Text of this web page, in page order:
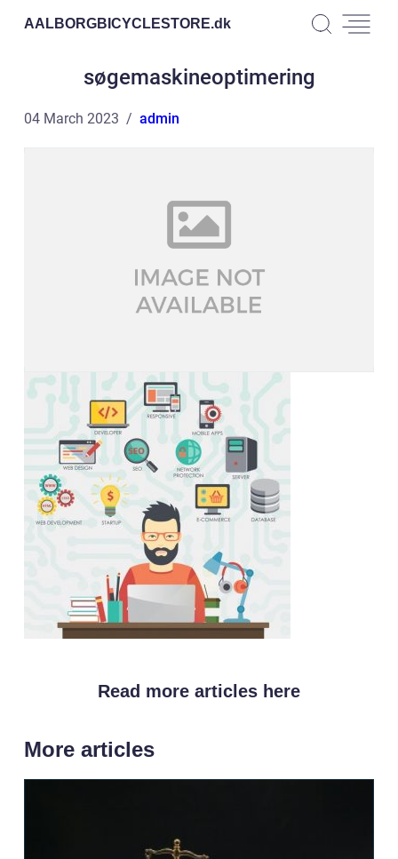
AALBORGBICYCLESTORE.dk
søgemaskineoptimering
04 March 2023 admin
Read more articles here
More articles